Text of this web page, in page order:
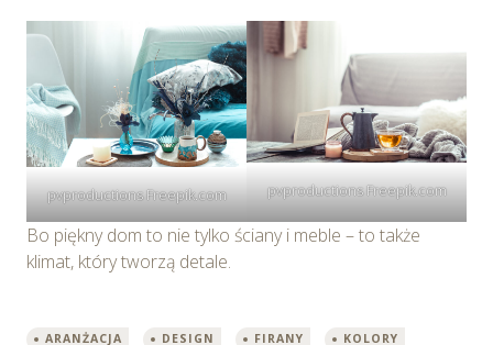
pvproductions Freepik.com pvproductions Freepik.com
Bo piękny dom to nie tylko ściany i meble – to także
klimat, który tworzą detale.
ARANŻACJA DESIGN FIRANY KOLORY